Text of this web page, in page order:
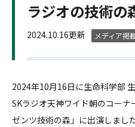
ラジオの技術の
2024.10.16更新 メディア掲
2024年10月16日に生命科学部
SKラジオ天神ワイド朝のコー
ゼンツ技術の森」に出演しました